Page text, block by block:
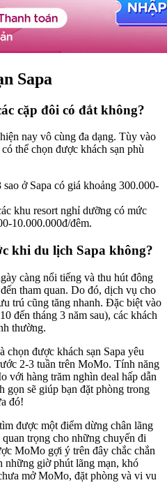
Sapa
cặp đôi có đắt không?
nay vô cùng đa dạng. Tùy vào
thể chọn được khách sạn phù
ở Sapa có giá khoảng 300.000-
khu resort nghỉ dưỡng có mức
10.000.000đ/đêm.
khi du lịch Sapa không?
càng nổi tiếng và thu hút đông
tham quan. Do đó, dịch vụ cho
trú cũng tăng nhanh. Đặc biệt vào
đến tháng 3 năm sau), các khách
thường.
được khách sạn Sapa yêu
2-3 tuần trên MoMo. Tính năng
với hàng trăm nghìn deal hấp dẫn
gọn sẽ giúp bạn đặt phòng trong
đó!
được một điểm dừng chân lãng
trọng cho những chuyến đi
MoMo gợi ý trên đây chắc chắn
những giờ phút lãng mạn, khó
mở MoMo, đặt phòng và vi vu